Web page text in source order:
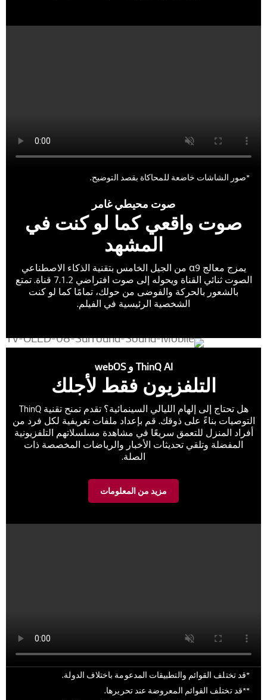
*صور الشاشات خاضعة للمحاكاة بقصد التوضيح.
صوت محيطي غامر
صوت واقعي كما لو كنت في
المشهد
يمزج معالج α9 من الجيل الخامس بتقنية الذكاء الاصطناعي
الصوت ثنائي القناة ويحوله إلى صوت افتراضي 7.1.2 قناة. تمتع
بالشعور بالحركة والفوضى من حولك، تمامًا كما لو كنت
الشخصية الرئيسية في الفيلم.
ThinQ AI و webOS
التلفزيون فقط لأجلك
هل تحتاج إلى إلهام الليالي السينمائية؟ تقدم تمنح تقنية ThinQ
التوصيات بناءً على ذوقك. قم بإعداد ملفات تعريفية لكل فرد من
أفراد المنزل للتعمق سريعًا في مشاهدة مسلسلاتهم التلفزيونية
المفضلة وتلقي تحديثات الأخبار والرياضات المخصصة ذات
الصلة.
مزيد من المعلومات
*قد تختلف القوائم والتطبيقات المدعومة باختلاف الدولة.
**قد تختلف القوائم المعروضة عند تحريرها.